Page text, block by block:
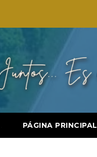
PÁGINA PRINCIPAL